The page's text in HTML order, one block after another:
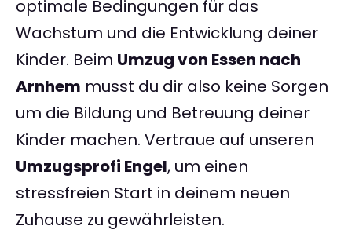
optimale Bedingungen für das
Wachstum und die Entwicklung deiner
Kinder. Beim Umzug von Essen nach
Arnhem musst du dir also keine Sorgen
um die Bildung und Betreuung deiner
Kinder machen. Vertraue auf unseren
Umzugsprofi Engel, um einen
stressfreien Start in deinem neuen
Zuhause zu gewährleisten.